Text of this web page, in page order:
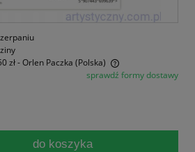
zł- Orlen Paczka (Polska)
kosztów płatnościsprawdź formy dostawy
do koszyka